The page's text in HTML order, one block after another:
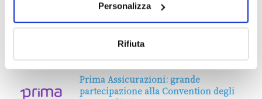
Personalizza
Rifiuta
Prima Assicurazioni: grande
partecipazione alla Convention degli